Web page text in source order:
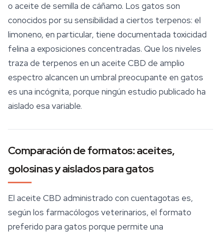
o aceite de semilla de cáñamo. Los gatos son
conocidos por su sensibilidad a ciertos terpenos: el
limoneno, en particular, tiene documentada toxicidad
felina a exposiciones concentradas. Que los niveles
traza de terpenos en un aceite CBD de amplio
espectro alcancen un umbral preocupante en gatos
es una incógnita, porque ningún estudio publicado ha
aislado esa variable.
Comparación de formatos: aceites,
golosinas y aislados para gatos
El aceite CBD administrado con cuentagotas es,
según los farmacólogos veterinarios, el formato
preferido para gatos porque permite una